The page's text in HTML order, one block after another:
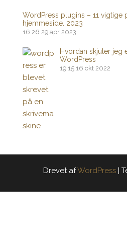
WordPress plugins – 11 vigtige
hjemmeside. 2023
16:26 29 apr 2023
Hvordan skjuler jeg
WordPress
19:15 16 okt 2022
Drevet afWordPress |